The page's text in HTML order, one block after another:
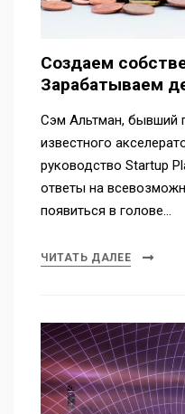
Создаем
Зарабатываем
Сэм Альтман, бывший
известного
руководство Startup
ответы на
появиться в голове…
ЧИТАТЬ ДАЛЕЕ